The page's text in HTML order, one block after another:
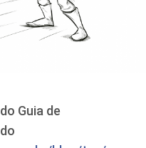
Guia de